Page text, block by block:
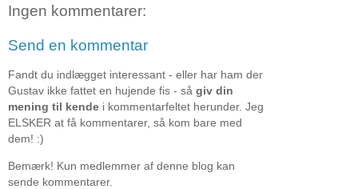
Ingen kommentarer:
Send en kommentar
Fandt du indlægget interessant - eller har ham der
Gustav ikke fattet en hujende fis - så giv din
mening til kende i kommentarfeltet herunder. Jeg
ELSKER at få kommentarer, så kom bare med
dem! :)
Bemærk! Kun medlemmer af denne blog kan
sende kommentarer.